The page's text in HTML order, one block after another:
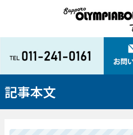
記事本文